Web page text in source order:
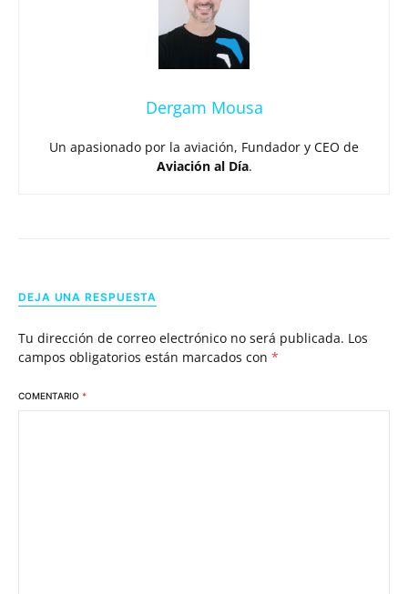
Dergam Mousa
Un apasionado por la aviación, Fundador y CEO de
Aviación al Día.
DEJA UNA RESPUESTA
Tu dirección de correo electrónico no será publicada. Los
campos obligatorios están marcados con *
COMENTARIO *